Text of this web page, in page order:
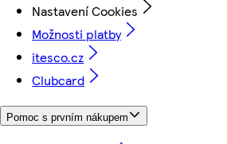
Nastavení Cookies
Možnosti platby
itesco.cz
Clubcard
Pomoc s prvním nákupem